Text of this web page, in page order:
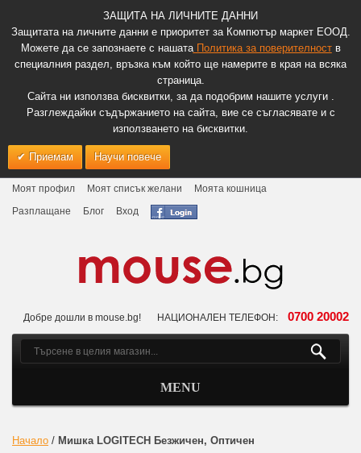
ЗАЩИТА НА ЛИЧНИТЕ ДАННИ
Защитата на личните данни е приоритет за Компютър маркет ЕООД.
Можете да се запознаете с нашатаПолитика за поверителноств
специалния раздел, връзка към който ще намерите в края на всяка
страница.
Сайта ни използва бисквитки, за да подобрим нашите услуги .
Разглеждайки съдържанието на сайта, вие се съгласявате и с
използването на бисквитки.
Приемам Научи повече
Моят профил Моят списък желани
Моята кошница
Разплащане
Блог Вход
Добре дошли в mouse.bg! НАЦИОНАЛЕН ТЕЛЕФОН: 0700 20002
MENU
Начало / Мишка LOGITECH Безжичен, Оптичен